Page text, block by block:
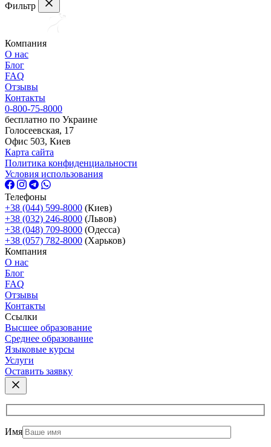
Фильтр
Компания
О нас
Блог
FAQ
Отзывы
Контакты
0-800-75-8000
бесплатно по Украине
Голосеевская, 17
Офис 503, Киев
Карта сайта
Политика конфиденциальности
Условия использования
Телефоны
+38 (044) 599-8000 (Киев)
+38 (032) 246-8000 (Львов)
+38 (048) 709-8000 (Одесcа)
+38 (057) 782-8000 (Харьков)
Компания
О нас
Блог
FAQ
Отзывы
Контакты
Ссылки
Высшее образование
Среднее образование
Языковые курсы
Услуги
Оставить заявку
Имя